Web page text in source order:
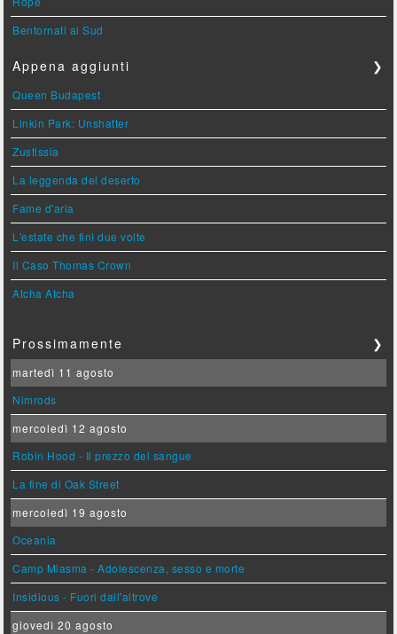
Bentornati al Sud
Appena aggiunti ❯
Queen Budapest
Linkin Park: Unshatter
Zustissia
La leggenda del deserto
Fame d'aria
L'estate che finì due volte
Il Caso Thomas Crown
Atcha Atcha
Prossimamente ❯
martedì 11 agosto
Nimrods
mercoledì 12 agosto
Robin Hood - Il prezzo del sangue
La fine di Oak Street
mercoledì 19 agosto
Oceania
Camp Miasma - Adolescenza, sesso e morte
Insidious - Fuori dall'altrove
giovedì 20 agosto